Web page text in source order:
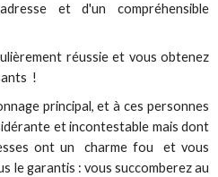
et d'un compréhensible
réussie et vous obtenez
!
principal, et à ces personnes
et incontestable mais dont
ont un charme fou et vous
le garantis : vous succomberez au